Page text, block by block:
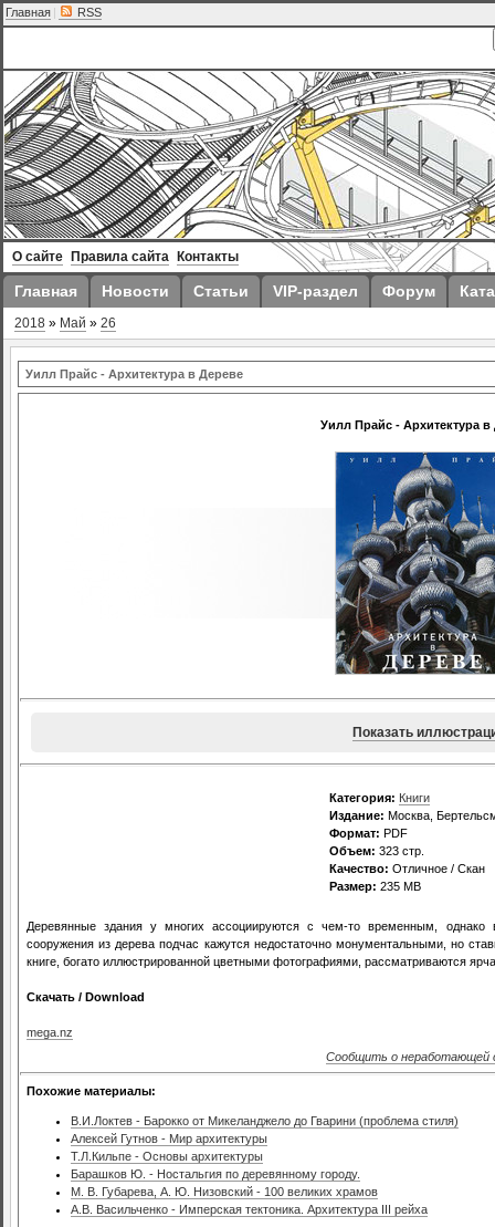
Главная | RSS
О сайте Правила сайта Контакты
Главная Новости Статьи VIP-раздел Форум
2018 » Май » 26
Уилл Прайс - Архитектура в Дереве
Уилл Прайс - Архитектура в
Показать
Категория: Книги
Издание: Москва,
Формат: PDF
Объем: 323 стр.
Качество: Отличное / Скан
Размер: 235 MB
Деревянные здания у многих ассоциируются с чем-то временным, однако
сооружения из дерева подчас кажутся недостаточно монументальными, но
книге, богато иллюстрированной цветными фотографиями, рассматриваются
Скачать / Download
mega.nz
Сообщить о неработающей
Похожие материалы:
В.И.Локтев - Барокко от Микеланджело до Гварини (проблема стиля)
Алексей Гутнов - Мир архитектуры
Т.Л.Кильпе - Основы архитектуры
Барашков Ю. - Ностальгия по деревянному городу.
М. В. Губарева, А. Ю. Низовский - 100 великих храмов
А.В. Васильченко - Имперская тектоника. Архитектура III рейха